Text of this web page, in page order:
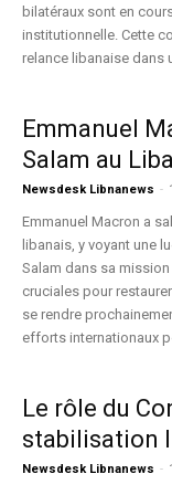
bilatéraux sont en
institutionnelle. Cette
relance libanaise dans
Emmanuel
Salam au
Newsdesk Libnanews -
Emmanuel Macron a
libanais, y voyant une
Salam dans sa
cruciales pour
se rendre
efforts internationaux
Le rôle du
stabilisation
Newsdesk Libnanews -